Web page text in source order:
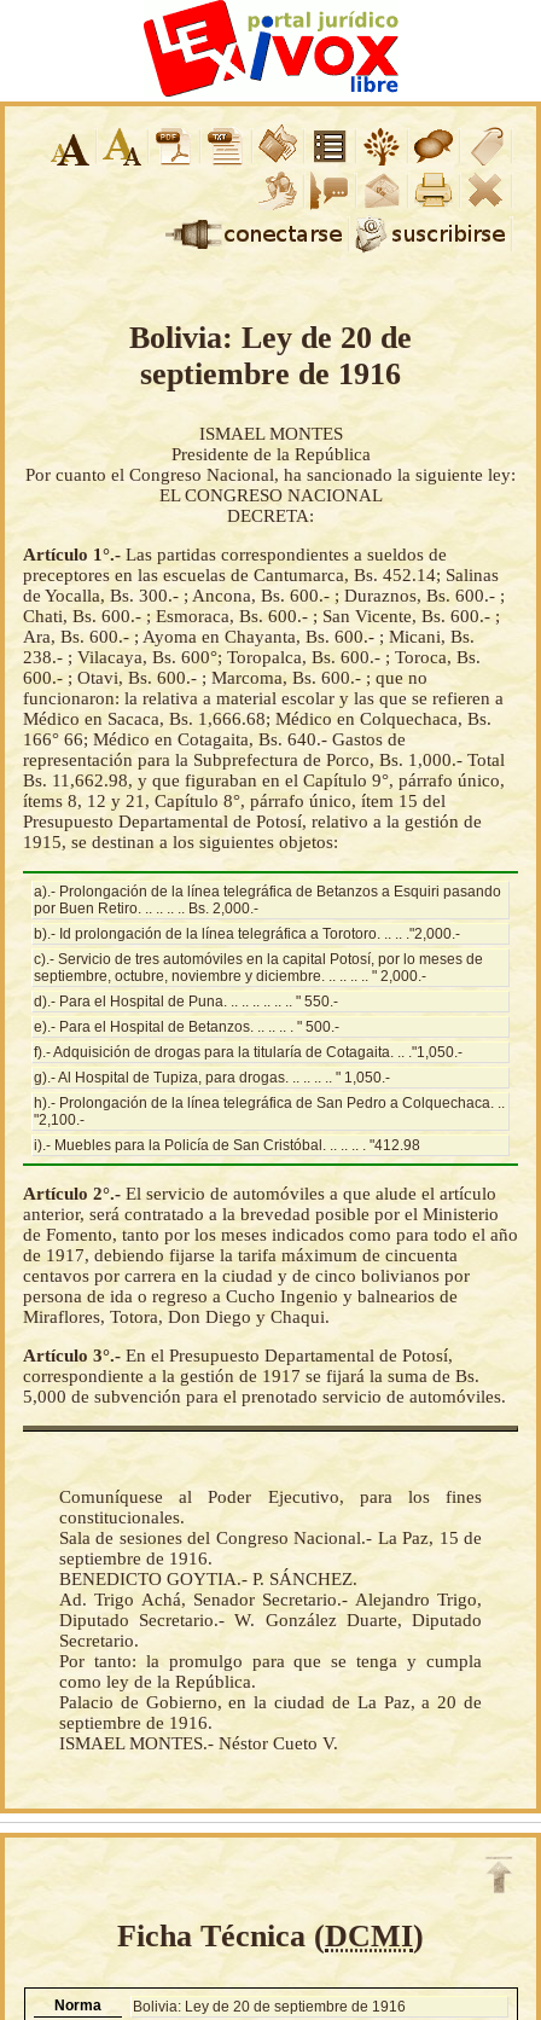
Bolivia: Ley de 20 de
septiembre de 1916
ISMAEL MONTES
Presidente de la República
Por cuanto el Congreso Nacional, ha sancionado la siguiente ley:
EL CONGRESO NACIONAL
DECRETA:
Artículo 1°.- Las partidas correspondientes a sueldos de
preceptores en las escuelas de Cantumarca, Bs. 452.14; Salinas
de Yocalla, Bs. 300.- ; Ancona, Bs. 600.- ; Duraznos, Bs. 600.- ;
Chati, Bs. 600.- ; Esmoraca, Bs. 600.- ; San Vicente, Bs. 600.- ;
Ara, Bs. 600.- ; Ayoma en Chayanta, Bs. 600.- ; Micani, Bs.
238.- ; Vilacaya, Bs. 600°; Toropalca, Bs. 600.- ; Toroca, Bs.
600.- ; Otavi, Bs. 600.- ; Marcoma, Bs. 600.- ; que no
funcionaron: la relativa a material escolar y las que se refieren a
Médico en Sacaca, Bs. 1,666.68; Médico en Colquechaca, Bs.
166° 66; Médico en Cotagaita, Bs. 640.- Gastos de
representación para la Subprefectura de Porco, Bs. 1,000.- Total
Bs. 11,662.98, y que figuraban en el Capítulo 9°, párrafo único,
ítems 8, 12 y 21, Capítulo 8°, párrafo único, ítem 15 del
Presupuesto Departamental de Potosí, relativo a la gestión de
1915, se destinan a los siguientes objetos:
a).- Prolongación de la línea telegráfica de Betanzos a Esquiri pasando
por Buen Retiro. .. .. .. .. Bs. 2,000.-
b).- Id prolongación de la línea telegráfica a Torotoro. .. .. ."2,000.-
c).- Servicio de tres automóviles en la capital Potosí, por lo meses de
septiembre, octubre, noviembre y diciembre. .. .. .. .. " 2,000.-
d).- Para el Hospital de Puna. .. .. .. .. .. .. " 550.-
e).- Para el Hospital de Betanzos. .. .. .. . " 500.-
f).- Adquisición de drogas para la titularía de Cotagaita. .. ."1,050.-
g).- Al Hospital de Tupiza, para drogas. .. .. .. .. " 1,050.-
h).- Prolongación de la línea telegráfica de San Pedro a Colquechaca. ..
"2,100.-
i).- Muebles para la Policía de San Cristóbal. .. .. .. . "412.98
Artículo 2°.- El servicio de automóviles a que alude el artículo
anterior, será contratado a la brevedad posible por el Ministerio
de Fomento, tanto por los meses indicados como para todo el año
de 1917, debiendo fijarse la tarifa máximum de cincuenta
centavos por carrera en la ciudad y de cinco bolivianos por
persona de ida o regreso a Cucho Ingenio y balnearios de
Miraflores, Totora, Don Diego y Chaqui.
Artículo 3°.- En el Presupuesto Departamental de Potosí,
correspondiente a la gestión de 1917 se fijará la suma de Bs.
5,000 de subvención para el prenotado servicio de automóviles.
Comuníquese al Poder Ejecutivo, para los fines
constitucionales.
Sala de sesiones del Congreso Nacional.- La Paz, 15 de
septiembre de 1916.
BENEDICTO GOYTIA.- P. SÁNCHEZ.
Ad. Trigo Achá, Senador Secretario.- Alejandro Trigo,
Diputado Secretario.- W. González Duarte, Diputado
Secretario.
Por tanto: la promulgo para que se tenga y cumpla
como ley de la República.
Palacio de Gobierno, en la ciudad de La Paz, a 20 de
septiembre de 1916.
ISMAEL MONTES.- Néstor Cueto V.
Ficha Técnica (DCMI)
Norma
Bolivia: Ley de 20 de septiembre de 1916